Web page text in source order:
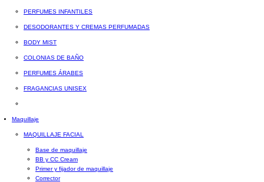
PERFUMES INFANTILES
DESODORANTES Y CREMAS PERFUMADAS
BODY MIST
COLONIAS DE BAÑO
PERFUMES ÁRABES
FRAGANCIAS UNISEX
Maquillaje
MAQUILLAJE FACIAL
Base de maquillaje
BB y CC Cream
Primer y fijador de maquillaje
Corrector